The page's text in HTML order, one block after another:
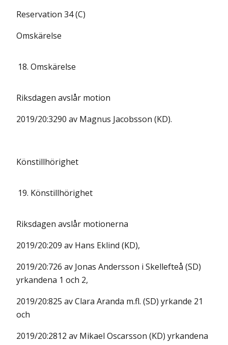
Reservation 34 (C)
Omskärelse
18. Omskärelse
Riksdagen avslår motion
2019/20:3290 av Magnus Jacobsson (KD).
Könstillhörighet
19. Könstillhörighet
Riksdagen avslår motionerna
2019/20:209 av Hans Eklind (KD),
2019/20:726 av Jonas Andersson i Skellefteå (SD)
yrkandena 1 och 2,
2019/20:825 av Clara Aranda m.fl. (SD) yrkande 21
och
2019/20:2812 av Mikael Oscarsson (KD) yrkandena